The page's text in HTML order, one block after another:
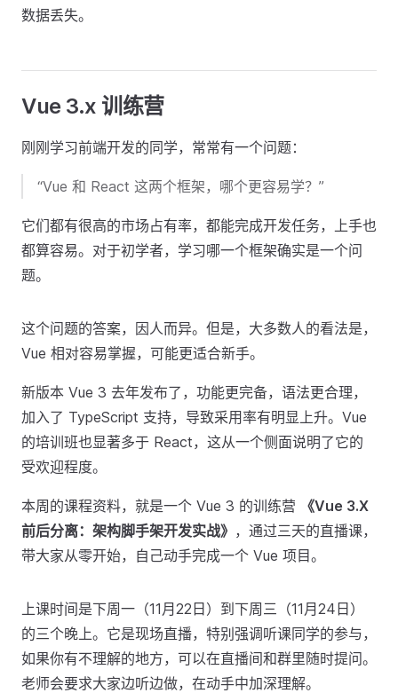
数据丢失。
Vue 3.x 训练营
刚刚学习前端开发的同学，常常有一个问题：
“Vue 和 React 这两个框架，哪个更容易学？”
它们都有很高的市场占有率，都能完成开发任务，上手也
都算容易。对于初学者，学习哪一个框架确实是一个问
题。
这个问题的答案，因人而异。但是，大多数人的看法是，
Vue 相对容易掌握，可能更适合新手。
新版本 Vue 3 去年发布了，功能更完备，语法更合理，
加入了 TypeScript 支持，导致采用率有明显上升。Vue
的培训班也显著多于 React，这从一个侧面说明了它的
受欢迎程度。
本周的课程资料，就是一个 Vue 3 的训练营
《Vue 3.X
前后分离：架构脚手架开发实战》 ，通过三天的直播课，
带大家从零开始，自己动手完成一个 Vue 项目。
上课时间是下周一（11月22日）到下周三（11月24日）
的三个晚上。它是现场直播，特别强调听课同学的参与，
如果你有不理解的地方，可以在直播间和群里随时提问。
老师会要求大家边听边做，在动手中加深理解。